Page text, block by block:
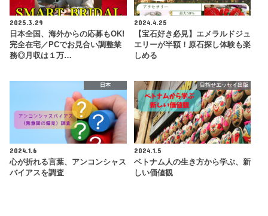
2025.3.29
日本全国、海外からの応募もOK!
完全在宅／PCでお見合い調整業
務◎月収は１万…
2024.4.25
【宝石好き必見】エメラルドジュ
エリーが半額！原石探し体験も楽
しめる
日本
2024.1.6
心が折れる言葉、アンコンシャス
バイアスを調査
目指せエッセイ出版
2024.1.5
ベトナム人の生き方から学ぶ、新
しい価値観